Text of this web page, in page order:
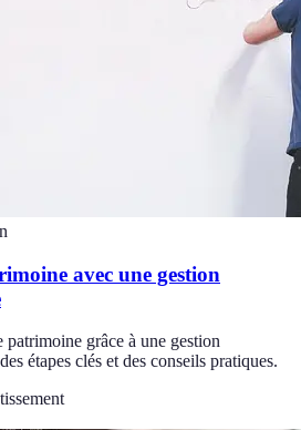
avec une gestion
grâce à une gestion
étapes clés et des conseils pratiques.